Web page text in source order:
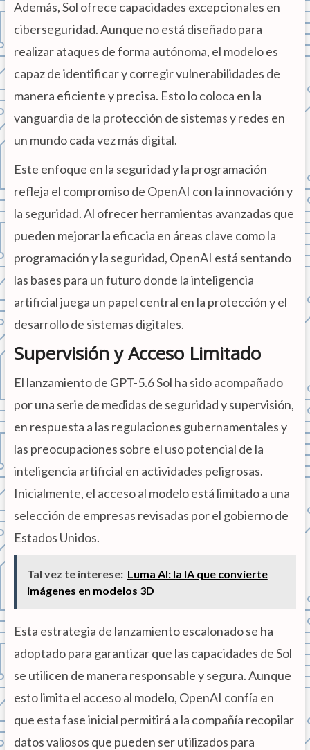
Además, Sol ofrece capacidades excepcionales en
ciberseguridad. Aunque no está diseñado para
realizar ataques de forma autónoma, el modelo es
capaz de identificar y corregir vulnerabilidades de
manera eficiente y precisa. Esto lo coloca en la
vanguardia de la protección de sistemas y redes en
un mundo cada vez más digital.
Este enfoque en la seguridad y la programación
refleja el compromiso de OpenAI con la innovación y
la seguridad. Al ofrecer herramientas avanzadas que
pueden mejorar la eficacia en áreas clave como la
programación y la seguridad, OpenAI está sentando
las bases para un futuro donde la inteligencia
artificial juega un papel central en la protección y el
desarrollo de sistemas digitales.
Supervisión y Acceso Limitado
El lanzamiento de GPT-5.6 Sol ha sido acompañado
por una serie de medidas de seguridad y supervisión,
en respuesta a las regulaciones gubernamentales y
las preocupaciones sobre el uso potencial de la
inteligencia artificial en actividades peligrosas.
Inicialmente, el acceso al modelo está limitado a una
selección de empresas revisadas por el gobierno de
Estados Unidos.
Tal vez te interese: Luma AI: la IA que convierte
imágenes en modelos 3D
Esta estrategia de lanzamiento escalonado se ha
adoptado para garantizar que las capacidades de Sol
se utilicen de manera responsable y segura. Aunque
esto limita el acceso al modelo, OpenAI confía en
que esta fase inicial permitirá a la compañía recopilar
datos valiosos que pueden ser utilizados para